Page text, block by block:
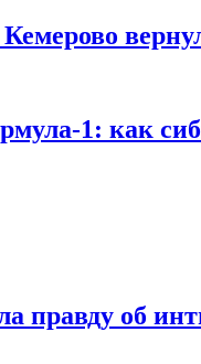
Кемерово
1: как
правду об